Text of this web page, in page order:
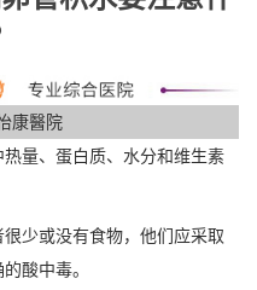
康醫院
量、蛋白质、水分和维生素
少或没有食物，他们应采取
酸中毒。